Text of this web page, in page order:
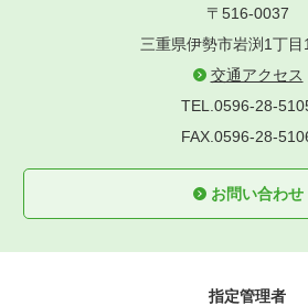
〒516-0037
三重県伊勢市岩渕1丁
交通アクセス
TEL.0596-28-
FAX.0596-28-
お問い合わせ
指定管理者